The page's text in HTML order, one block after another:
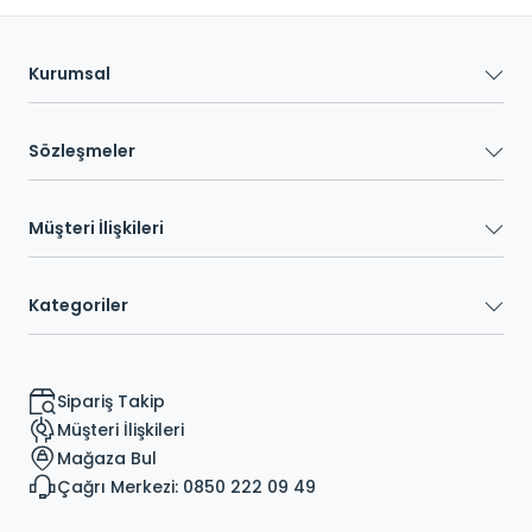
Kurumsal
Sözleşmeler
Müşteri İlişkileri
Kategoriler
Sipariş Takip
Müşteri İlişkileri
Mağaza Bul
Çağrı Merkezi: 0850 222 09 49